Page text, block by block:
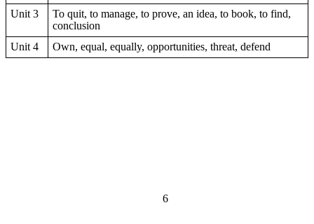
Unit 3
To quit, to manage, to prove, an idea, to book, to find,
conclusion
Unit 4
Own, equal, equally, opportunities, threat, defend
6